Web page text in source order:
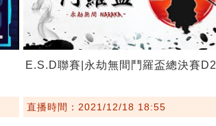
E.S.D聯賽|永劫無間鬥羅盃總決賽D2
直播時間：2021/12/18 18:55